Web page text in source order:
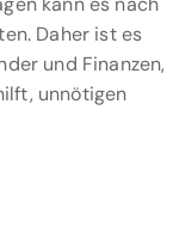
Daher ist es
und Finanzen,
unnötigen